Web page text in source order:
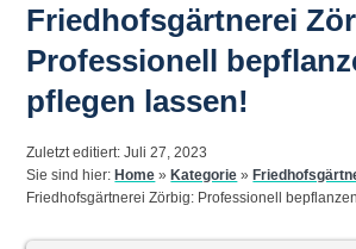
Friedhofsgärtnerei
Professionell
pflegen lassen!
Zuletzt editiert: Juli 27, 2023
Sie sind hier:Home »Kategorie »
Friedhofsgärtnerei Zörbig: Professionell